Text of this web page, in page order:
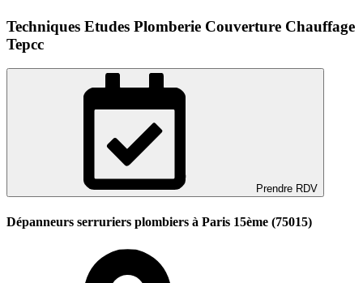
Techniques Etudes Plomberie Couverture Chauffage
Tepcc
Prendre RDV
Dépanneurs serruriers plombiers à Paris 15ème (75015)